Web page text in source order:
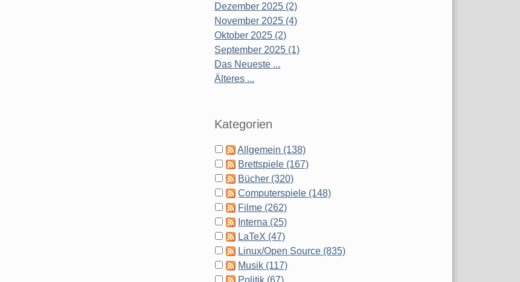
Dezember 2025 (2)
November 2025 (4)
Oktober 2025 (2)
September 2025 (1)
Das Neueste ...
Älteres ...
Kategorien
Allgemein (138)
Brettspiele (167)
Bücher (320)
Computerspiele (148)
Filme (262)
Interna (25)
LaTeX (47)
Linux/Open Source (835)
Musik (117)
Politik (67)